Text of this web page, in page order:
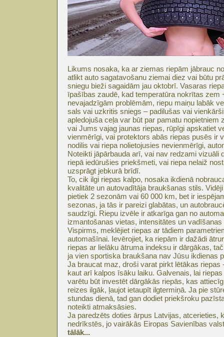
Likums nosaka, ka ar ziemas riepām jābrauc
atlikt auto sagatavošanu ziemai diez vai būtu
sniegu bieži sagaidām jau oktobrī. Vasaras
īpašības zaudē, kad temperatūra nokrītas zem
nevajadzīgām problēmām, riepu maiņu labāk
sals vai uzkritis sniegs – padilušas vai
apledojuša ceļa var būt par pamatu nopietniem
vai Jums vajag jaunas riepas, rūpīgi apskatiet
vienmērīgi, vai protektors abās riepas pusēs ir
nodilis vai riepa nolietojusies nevienmērīgi,
Noteikti jāpārbauda arī, vai nav redzami vizuāli
riepā iedūrušies priekšmeti, vai riepa nelaiž
uzsprāgt jebkurā brīdī.
To, cik ilgi riepas kalpo, nosaka ikdienā
kvalitāte un autovadītāja braukšanas stils.
pietiek 2 sezonām vai 60 000 km, bet ir
sezonas, ja tās ir pareizi glabātas, un
saudzīgi. Riepu izvēle ir atkarīga gan no
izmantošanas vietas, intensitātes un vadīšanas
Vispirms, meklējiet riepas ar tādiem
automašīnai. Ievērojiet, ka riepām ir dažādi
riepas ar lielāku ātruma indeksu ir dārgākas,
ja vien sportiska braukšana nav Jūsu ikdienas
Ja braucat maz, droši varat pirkt lētākas riepas
kaut arī kalpos īsāku laiku. Galvenais, lai
varētu būt investēt dārgākās riepās, kas
reizes ilgāk, ļaujot ietaupīt ilgtermiņā. Ja pie
stundas dienā, tad gan dodiet priekšroku
noteikti atmaksāsies.
Ja paredzēts doties ārpus Latvijas, atcerieties,
nedrīkstēs, jo vairākās Eiropas Savienības
tālāk...